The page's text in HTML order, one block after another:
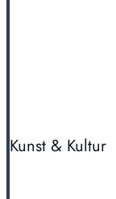
Kunst & Kultur